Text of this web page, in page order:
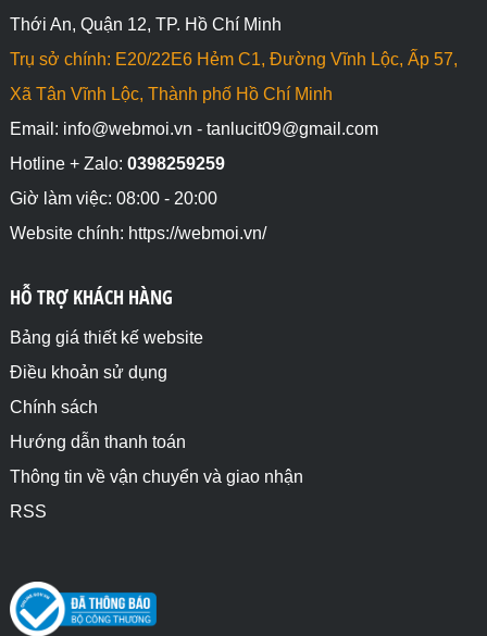
Thới An, Quận 12, TP. Hồ Chí Minh
Trụ sở chính: E20/22E6 Hẻm C1, Đường Vĩnh Lộc, Ấp 57,
Xã Tân Vĩnh Lộc, Thành phố Hồ Chí Minh
Email: info@webmoi.vn - tanlucit09@gmail.com
Hotline + Zalo: 0398259259
Giờ làm việc: 08:00 - 20:00
Website chính: https://webmoi.vn/
HỖ TRỢ KHÁCH HÀNG
Bảng giá thiết kế website
Điều khoản sử dụng
Chính sách
Hướng dẫn thanh toán
Thông tin về vận chuyển và giao nhận
RSS